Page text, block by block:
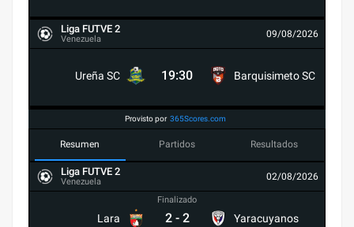
Liga FUTVE 2
Venezuela 09/08/2026
Ureña SC 19:30 Barquisimeto SC
Provisto por 365Scores.com
Resumen Partidos Resultados
Liga FUTVE 2
Venezuela 02/08/2026
Lara
Finalizado
2 - 2 Yaracuyanos